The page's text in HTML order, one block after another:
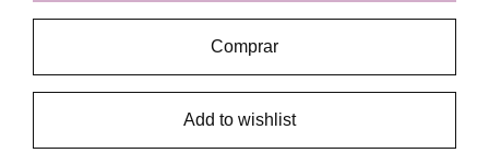
Comprar
Add to wishlist